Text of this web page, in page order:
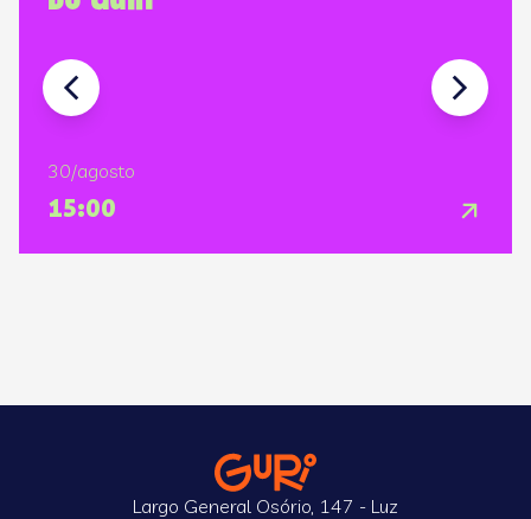
30/agosto
15:00
Largo General Osório, 147 - Luz